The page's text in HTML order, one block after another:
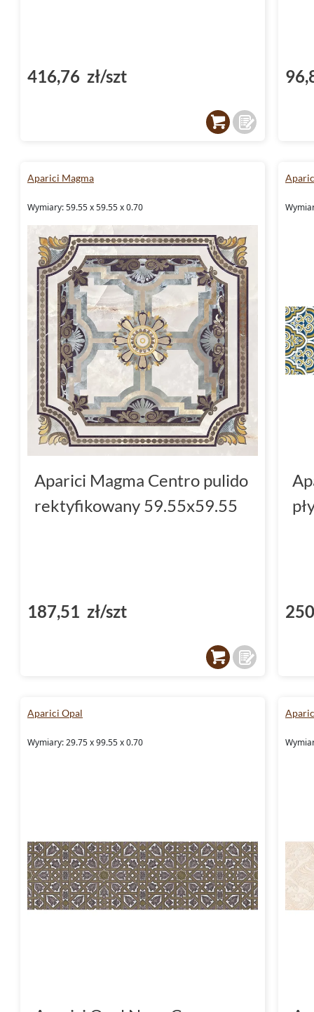
416,76 zł/szt
Aparici Magma
Wymiary: 59.55 x 59.55 x 0.70
Aparici Magma Centro pulido
rektyfikowany 59.55x59.55
187,51 zł/szt
Aparici Opal
Wymiary: 29.75 x 99.55 x 0.70